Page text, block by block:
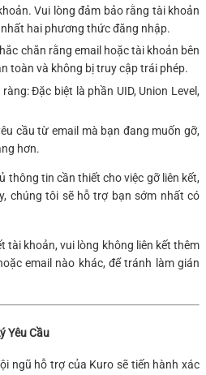
Vui lòng đảm bảo rằng tài khoản
hai phương thức đăng nhập.
chắn rằng email hoặc tài khoản bên
toàn và không bị truy cập trái phép.
Đặc biệt là phần UID, Union Level,
cầu từ email mà bạn đang muốn gỡ,
hơn.
thông tin cần thiết cho việc gỡ liên kết,
chúng tôi sẽ hỗ trợ bạn sớm nhất có
tài khoản, vui lòng không liên kết thêm
email nào khác, để tránh làm gián
Yêu Cầu
ngũ hỗ trợ của Kuro sẽ tiến hành xác